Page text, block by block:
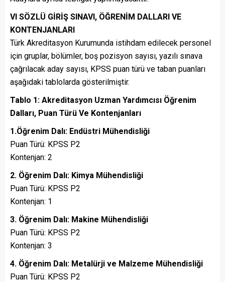
VI SÖZLÜ GİRİŞ SINAVI, ÖĞRENİM DALLARI VE
KONTENJANLARI
Türk Akreditasyon Kurumunda istihdam edilecek personel
için gruplar, bölümler, boş pozisyon sayısı, yazılı sınava
çağrılacak aday sayısı, KPSS puan türü ve taban puanları
aşağıdaki tablolarda gösterilmiştir.
Tablo 1: Akreditasyon Uzman Yardımcısı Öğrenim
Dalları, Puan Türü Ve Kontenjanları
1.Öğrenim Dalı: Endüstri Mühendisliği
Puan Türü: KPSS P2
Kontenjan: 2
2. Öğrenim Dalı: Kimya Mühendisliği
Puan Türü: KPSS P2
Kontenjan: 1
3. Öğrenim Dalı: Makine Mühendisliği
Puan Türü: KPSS P2
Kontenjan: 3
4. Öğrenim Dalı: Metalürji ve Malzeme Mühendisliği
Puan Türü: KPSS P2